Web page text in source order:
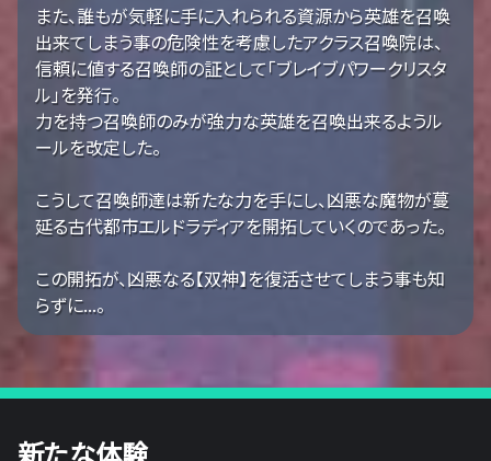
また、誰もが気軽に手に入れられる資源から英雄を召喚
出来てしまう事の危険性を考慮したアクラス召喚院は、
信頼に値する召喚師の証として「ブレイブパワークリスタ
ル」を発行。
力を持つ召喚師のみが強力な英雄を召喚出来るようル
ールを改定した。
こうして召喚師達は新たな力を手にし、凶悪な魔物が蔓
延る古代都市エルドラディアを開拓していくのであった。
この開拓が、凶悪なる【双神】を復活させてしまう事も知
らずに...。
新たな体験